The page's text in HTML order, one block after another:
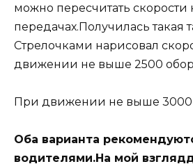
можно пересчитать скорости
передачах.Получилась такая
Стрелочками нарисовал
движении не выше 2500
При движении не выше
Оба варианта
водителями.На мой